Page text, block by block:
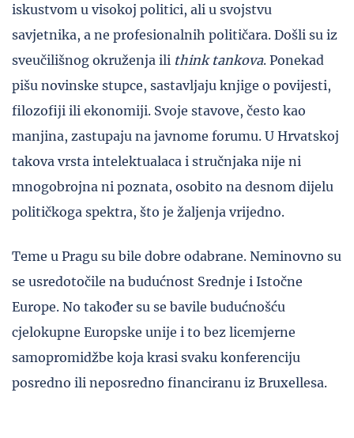
iskustvom u visokoj politici, ali u svojstvu
savjetnika, a ne profesionalnih političara. Došli su iz
sveučilišnog okruženja ili think tankova. Ponekad
pišu novinske stupce, sastavljaju knjige o povijesti,
filozofiji ili ekonomiji. Svoje stavove, često kao
manjina, zastupaju na javnome forumu. U Hrvatskoj
takova vrsta intelektualaca i stručnjaka nije ni
mnogobrojna ni poznata, osobito na desnom dijelu
političkoga spektra, što je žaljenja vrijedno.
Teme u Pragu su bile dobre odabrane. Neminovno su
se usredotočile na budućnost Srednje i Istočne
Europe. No također su se bavile budućnošću
cjelokupne Europske unije i to bez licemjerne
samopromidžbe koja krasi svaku konferenciju
posredno ili neposredno financiranu iz Bruxellesa.